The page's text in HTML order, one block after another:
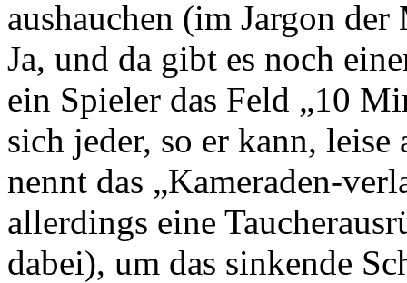
aushauchen (im Jargon
Ja, und da gibt es noch
ein Spieler das Feld „10
sich jeder, so er kann, leise
nennt das „Kameraden-
allerdings eine
dabei), um das sinkende